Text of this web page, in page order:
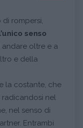
rompersi,
senso
andare oltre e a
e della
la costante, che
nel
nel senso di
Entrambi